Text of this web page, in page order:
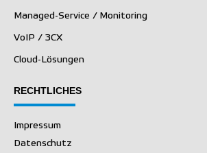
Managed-Service / Monitoring
VoIP / 3CX
Cloud-Lösungen
RECHTLICHES
Impressum
Datenschutz